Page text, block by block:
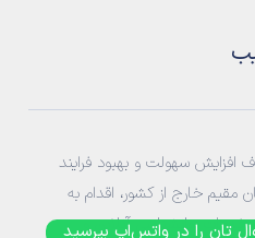
افزایش سهولت و بهبود فرایند
مقیم خارج از کشور، اقدام به
خدماتروانشناسی آنلاینو
تان را در واتس‌اپ بپرسید